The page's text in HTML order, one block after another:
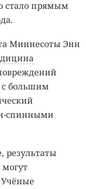
стало прямым
Миннесоты Энн
с большим
спинными
результаты